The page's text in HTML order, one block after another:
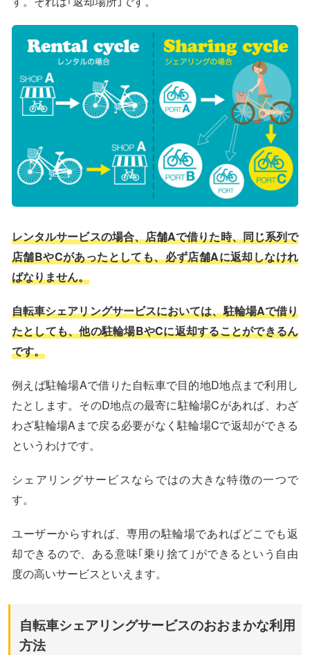
レンタルサービスの場合、店舗Aで借りた時、同じ系列で
店舗BやCがあったとしても、必ず店舗Aに返却しなけれ
ばなりません。
自転車シェアリングサービスにおいては、駐輪場Aで借り
たとしても、他の駐輪場BやCに返却することができるん
です。
例えば駐輪場Aで借りた自転車で目的地D地点まで利用し
たとします。そのD地点の最寄に駐輪場Cがあれば、わざ
わざ駐輪場Aまで戻る必要がなく駐輪場Cで返却ができる
というわけです。
シェアリングサービスならではの大きな特徴の一つで
す。
ユーザーからすれば、専用の駐輪場であればどこでも返
却できるので、ある意味｢乗り捨て｣ができるという自由
度の高いサービスといえます。
自転車シェアリングサービスのおおまかな利用
方法